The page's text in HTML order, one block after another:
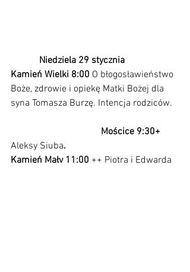
            Niedziela 29 stycznia
Kamień Wielki 8:00 O błogosławieństwo
Boże, zdrowie i opiekę Matki Bożej dla
syna Tomasza Burzę. Intencja rodziców.
Mościce 9:30+
Aleksy Siuba.
Kamień Mały 11:00 ++ Piotra i Edwarda